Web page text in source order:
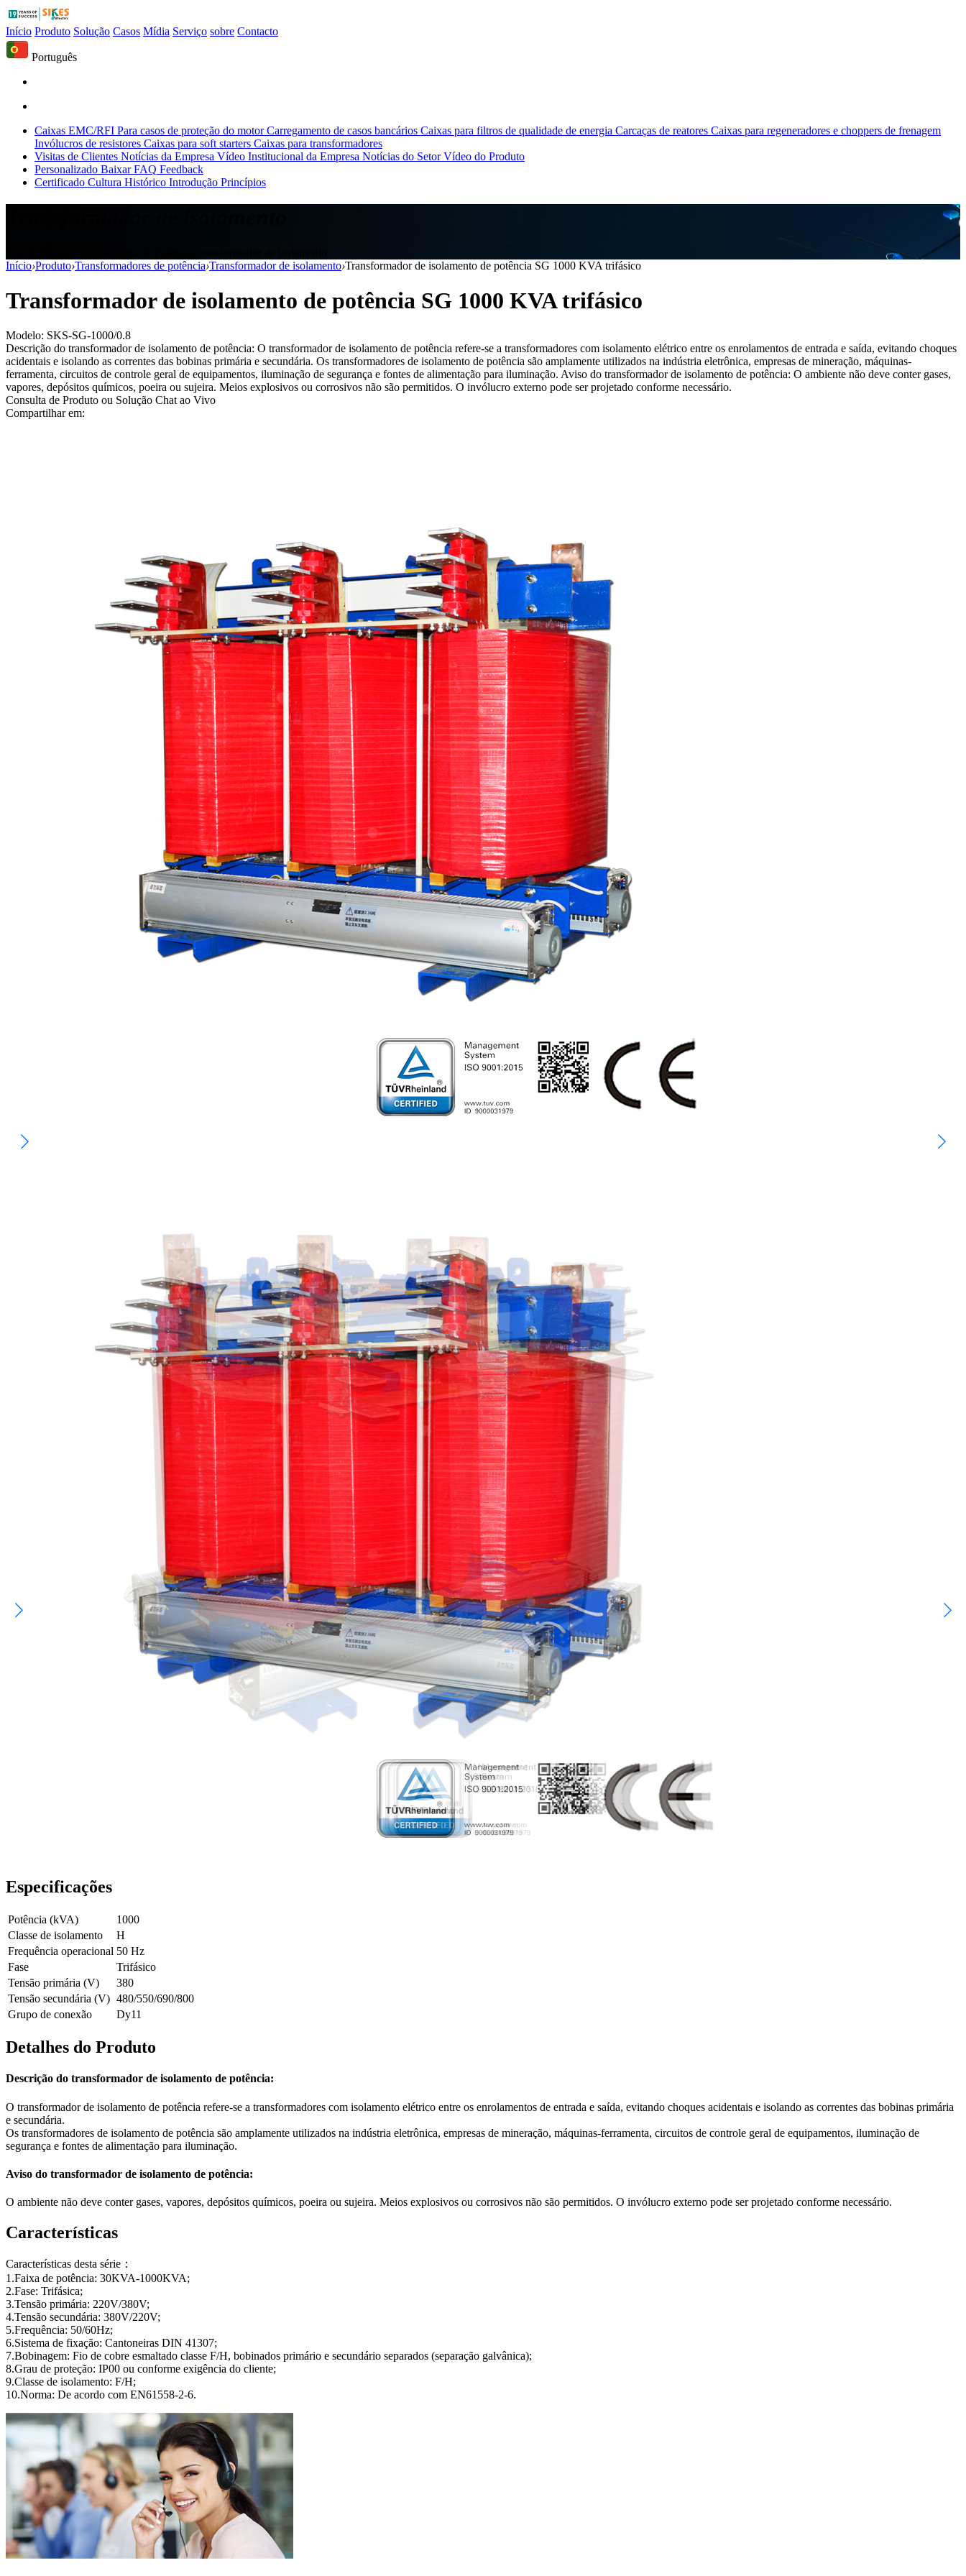
Início Produto Solução Casos Mídia Serviço sobre Contacto
Português
Caixas EMC/RFI Para casos de proteção do motor Carregamento de casos bancários Caixas para filtros de qualidade de energia Carcaças de reatores Caixas para regeneradores e choppers de frenagem
Invólucros de resistores Caixas para soft starters Caixas para transformadores
Visitas de Clientes Notícias da Empresa Vídeo Institucional da Empresa Notícias do Setor Vídeo do Produto
Personalizado Baixar FAQ Feedback
Certificado Cultura Histórico Introdução Princípios
Início›Produto›Transformadores de potência›Transformador de isolamento›Transformador de isolamento de potência SG 1000 KVA trifásico
Transformador de isolamento de potência SG 1000 KVA trifásico
Modelo: SKS-SG-1000/0.8
Descrição do transformador de isolamento de potência: O transformador de isolamento de potência refere-se a transformadores com isolamento elétrico entre os enrolamentos de entrada e saída, evitando choques
acidentais e isolando as correntes das bobinas primária e secundária. Os transformadores de isolamento de potência são amplamente utilizados na indústria eletrônica, empresas de mineração, máquinas-
ferramenta, circuitos de controle geral de equipamentos, iluminação de segurança e fontes de alimentação para iluminação. Aviso do transformador de isolamento de potência: O ambiente não deve conter gases,
vapores, depósitos químicos, poeira ou sujeira. Meios explosivos ou corrosivos não são permitidos. O invólucro externo pode ser projetado conforme necessário.
Consulta de Produto ou Solução Chat ao Vivo
Compartilhar em:
Especificações
Potência (kVA)
1000
Classe de isolamento
H
Frequência operacional 50 Hz
Fase
Trifásico
Tensão primária (V)
380
Tensão secundária (V) 480/550/690/800
Grupo de conexão
Dy11
Detalhes do Produto
Descrição do transformador de isolamento de potência:
O transformador de isolamento de potência refere-se a transformadores com isolamento elétrico entre os enrolamentos de entrada e saída, evitando choques acidentais e isolando as correntes das bobinas primária
e secundária.
Os transformadores de isolamento de potência são amplamente utilizados na indústria eletrônica, empresas de mineração, máquinas-ferramenta, circuitos de controle geral de equipamentos, iluminação de
segurança e fontes de alimentação para iluminação.
Aviso do transformador de isolamento de potência:
O ambiente não deve conter gases, vapores, depósitos químicos, poeira ou sujeira. Meios explosivos ou corrosivos não são permitidos. O invólucro externo pode ser projetado conforme necessário.
Características
Características desta série：
1.Faixa de potência: 30KVA-1000KVA;
2.Fase: Trifásica;
3.Tensão primária: 220V/380V;
4.Tensão secundária: 380V/220V;
5.Frequência: 50/60Hz;
6.Sistema de fixação: Cantoneiras DIN 41307;
7.Bobinagem: Fio de cobre esmaltado classe F/H, bobinados primário e secundário separados (separação galvânica);
8.Grau de proteção: IP00 ou conforme exigência do cliente;
9.Classe de isolamento: F/H;
10.Norma: De acordo com EN61558-2-6.